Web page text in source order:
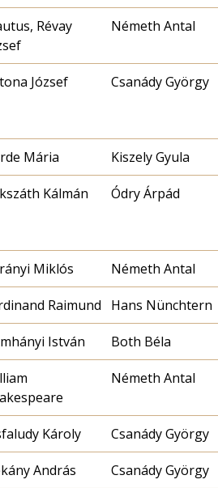
Révay
Németh Antal
József Csanády György
Mária Kiszely Gyula
Kálmán Ódry Árpád
Miklós Németh Antal
Raimund Hans Nünchtern
István Both Béla
Németh Antal
Károly Csanády György
András Csanády György